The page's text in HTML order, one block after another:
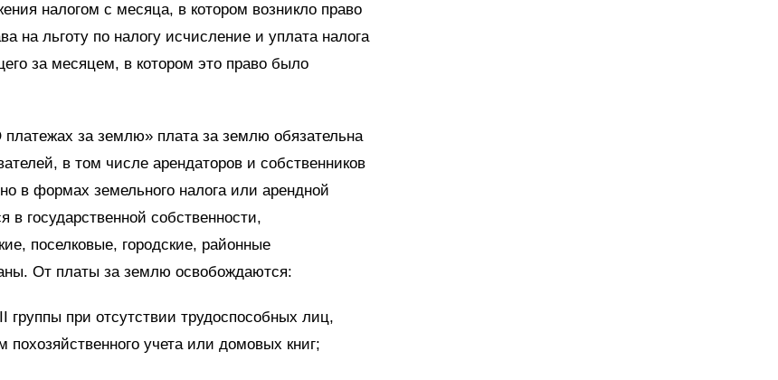
налогом с месяца, в котором возникло право
на льготу по налогу исчисление и уплата налога
за месяцем, в котором это право было
за землю» плата за землю обязательна
в том числе арендаторов и собственников
в формах земельного налога или арендной
государственной собственности,
поселковые, городские, районные
От платы за землю освобождаются:
при отсутствии трудоспособных лиц,
учета или домовых книг;